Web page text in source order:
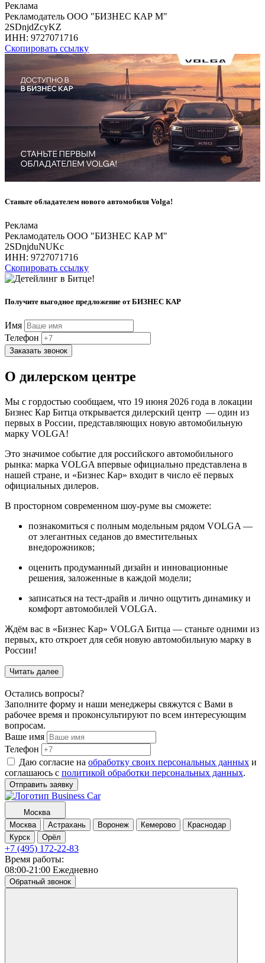
Реклама
Рекламодатель ООО "БИЗНЕС КАР М"
2SDnjdZcyKZ
ИНН: 9727071716
Скопировать ссылку
Станьте обладателем нового автомобиля Volga!
Реклама
Рекламодатель ООО "БИЗНЕС КАР М"
2SDnjduNUKc
ИНН: 9727071716
Скопировать ссылку
Получите выгодное предложение от БИЗНЕС КАР
Имя
Телефон
Заказать звонок
О дилерском центре
Мы с гордостью сообщаем, что 19 июня 2026 года в локации
Бизнес Кар Битца открывается дилерский центр — один из
первых в России, представляющих новую автомобильную
марку VOLGA!
Это значимое событие для российского автомобильного
рынка: марка VOLGA впервые официально представлена в
нашей стране, и «Бизнес Кар» входит в число её первых
официальных дилеров.
В просторном современном шоу‑руме вы сможете:
познакомиться с полным модельным рядом VOLGA —
от элегантных седанов до вместительных
внедорожников;
оценить продуманный дизайн и инновационные
решения, заложенные в каждой модели;
записаться на тест‑драйв и лично ощутить динамику и
комфорт автомобилей VOLGA.
Ждём вас в «Бизнес Кар» VOLGA Битца — станьте одними из
первых, кто откроет для себя новую автомобильную марку в
России!
Читать далее
Остались вопросы?
Заполните форму и наши менеджеры свяжутся с Вами в
рабочее время и проконсультируют по всем интересующим
вопросам.
Ваше имя
Телефон
Даю согласие на обработку своих персональных данных и
соглашаюсь с политикой обработки персональных данных.
Отправить заявку
Москва
Москва
Астрахань Воронеж Кемерово
Краснодар
Курск
Орёл
+7 (495) 172-22-83
Время работы:
08:00-21:00 Ежедневно
Обратный звонок